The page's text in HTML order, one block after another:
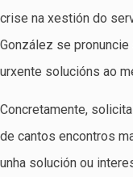
crise na xestión do
González se
urxente solucións ao
Concretamente,
de cantos encontros
unha solución ou